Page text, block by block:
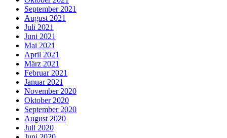
September 2021
August 2021
Juli 2021
Juni 2021
Mai 2021
April 2021
März 2021
Februar 2021
Januar 2021
November 2020
Oktober 2020
September 2020
August 2020
Juli 2020